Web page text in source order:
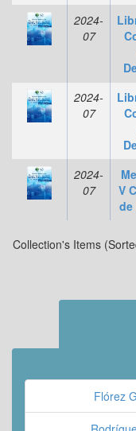
2024-
07
2024-
07
2024-
07
V
de
Collection's Items
Flórez